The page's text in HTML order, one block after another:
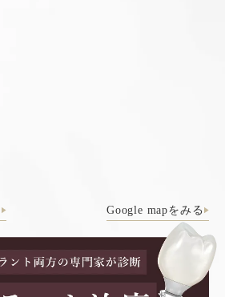
Google mapをみる